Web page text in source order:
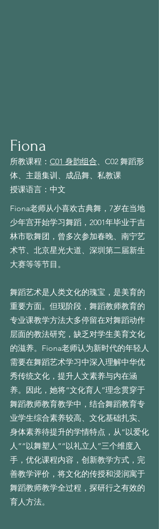
Fiona
所教课程： C01 身韵组合、C02 舞蹈形
体、主题集训、成品舞、私教课
授课语言：中文
Fiona老师从小喜欢古典舞，7岁在当地
少年宫开始学习舞蹈，2001年毕业于吉
林市歌舞团，曾多次参加春晚、南宁艺
术节、北京星光大道、深圳第二届新生
大赛等等节目。
舞蹈艺术是人类文化的瑰宝，是美育的
重要方面。但现阶段，舞蹈教师教育的
专业课教学方法大多停留在对舞蹈动作
层面的教法研究，缺乏对学生美育文化
的滋养。Fiona老师认为新时代的年轻人
需要在舞蹈艺术学习中深入理解中华优
秀传统文化，提升人文素养与内在涵
养。因此，她将“文化育人”理念贯穿于
舞蹈教师教育教学中，结合舞蹈教育专
业学生综合素养较高、文化基础扎实、
身体素养待提升的学情特点，从“以爱化
人”“以舞塑人”“以礼立人”三个维度入
手，优化课程内容，创新教学方式，完
善教学评价，将文化的传授和浸润寓于
舞蹈教师教学全过程，探研行之有效的
育人方法。